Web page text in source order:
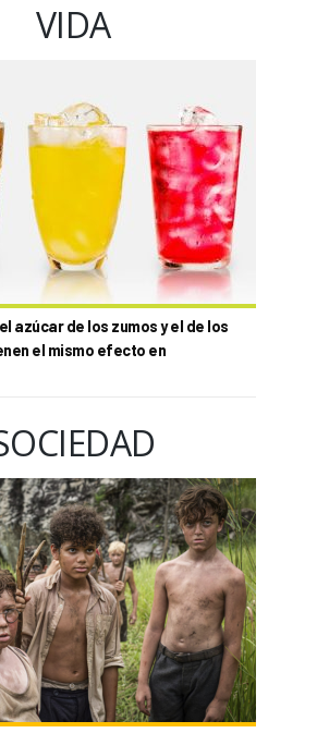
VIDA
azúcar de los zumos y el de los
el mismo efecto en